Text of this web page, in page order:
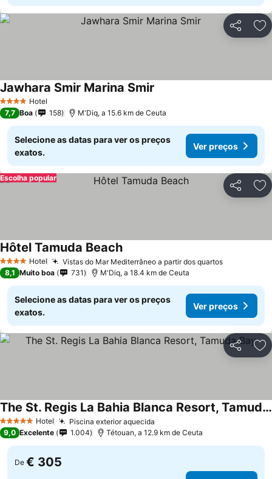
Partilhar
4 EstrelasHotel
Jawhara Smir Marina Smir
7,7 Boa 158 M'Diq, a 15.6 km de Ceuta
Selecione as datas para ver os preços
exatos.
Ver preços
Partilhar
Escolha popular
4 EstrelasHotel Vistas do Mar Mediterrâneo a partir dos quartos
Hôtel Tamuda Beach
8,1 Muito boa 731 M'Diq, a 18.4 km de Ceuta
Selecione as datas para ver os preços
exatos.
Ver preços
Partilhar
5 Estrelas Hotel Piscina exterior aquecida
The St. Regis La Bahia Blanca Resort, Tamuda Bay
9,0 Excelente 1.004 Tétouan, a 12.9 km de Ceuta
De € 305